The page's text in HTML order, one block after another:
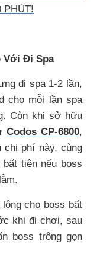
PHÚT!
Với Đi Spa
đi spa 1-2 lần,
cho mỗi lần spa
Còn khi sở hữu
Codos CP-6800,
chi phí này, cùng
tiện nếu boss
cho boss bất
khi đi chơi, sau
boss trông gọn